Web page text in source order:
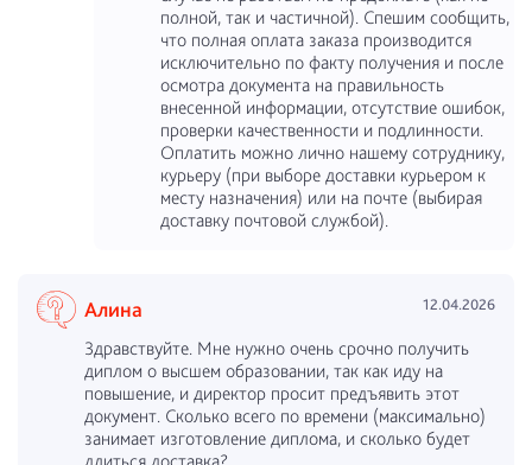
полной, так и частичной). Спешим сообщить,
что полная оплата заказа производится
исключительно по факту получения и после
осмотра документа на правильность
внесенной информации, отсутствие ошибок,
проверки качественности и подлинности.
Оплатить можно лично нашему сотруднику,
курьеру (при выборе доставки курьером к
месту назначения) или на почте (выбирая
доставку почтовой службой).
Алина 12.04.2026
Здравствуйте. Мне нужно очень срочно получить
диплом о высшем образовании, так как иду на
повышение, и директор просит предъявить этот
документ. Сколько всего по времени (максимально)
занимает изготовление диплома, и сколько будет